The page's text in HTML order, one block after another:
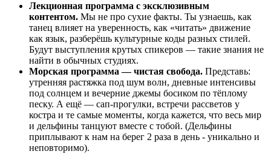
Лекционная программа с эксклюзивным
контентом. Мы не про сухие факты. Ты узнаешь, как
танец влияет на уверенность, как «читать» движение
как язык, разберёшь культурные коды разных стилей.
Будут выступления крутых спикеров — такие знания не
найти в обычных студиях.
Морская программа — чистая свобода. Представь:
утренняя растяжка под шум волн, дневные интенсивы
под солнцем и вечерние джемы босиком по тёплому
песку. А ещё — сап‑прогулки, встречи рассветов у
костра и те самые моменты, когда кажется, что весь мир
и дельфины танцуют вместе с тобой. (Дельфины
приплывают к нам на берег 2 раза в день - уникально и
неповторимо).